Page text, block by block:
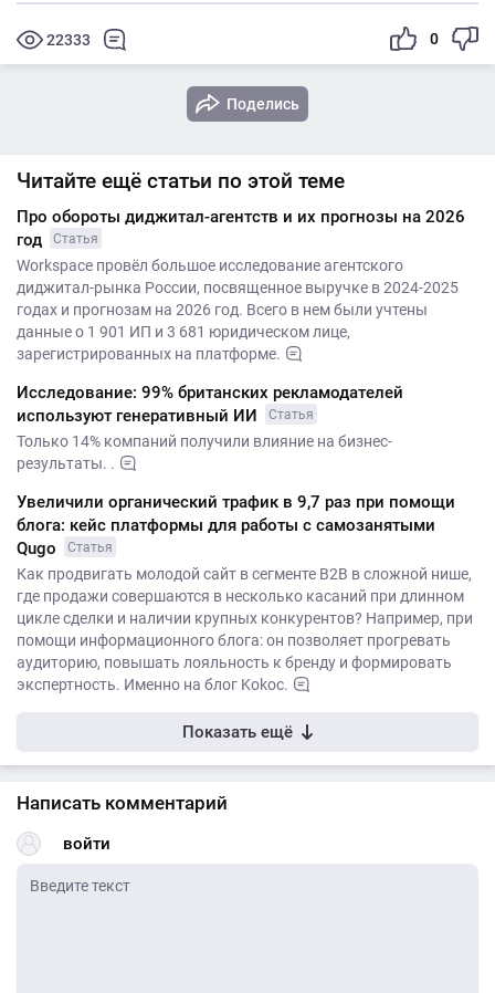
22333 0
Поделись
Читайте ещё статьи по этой теме
Про обороты диджитал-агентств и их прогнозы на 2026
год
Статья
Workspace провёл большое исследование агентского
диджитал-рынка России, посвященное выручке в 2024-2025
годах и прогнозам на 2026 год. Всего в нем были учтены
данные о 1 901 ИП и 3 681 юридическом лице,
зарегистрированных на платформе.
Исследование: 99% британских рекламодателей
используют генеративный ИИ
Статья
Только 14% компаний получили влияние на бизнес-
результаты. .
Увеличили органический трафик в 9,7 раз при помощи
блога: кейс платформы для работы с самозанятыми
Qugo
Статья
Как продвигать молодой сайт в сегменте В2В в сложной нише,
где продажи совершаются в несколько касаний при длинном
цикле сделки и наличии крупных конкурентов? Например, при
помощи информационного блога: он позволяет прогревать
аудиторию, повышать лояльность к бренду и формировать
экспертность. Именно на блог Kokoc.
Показать ещё
Написать комментарий
войти